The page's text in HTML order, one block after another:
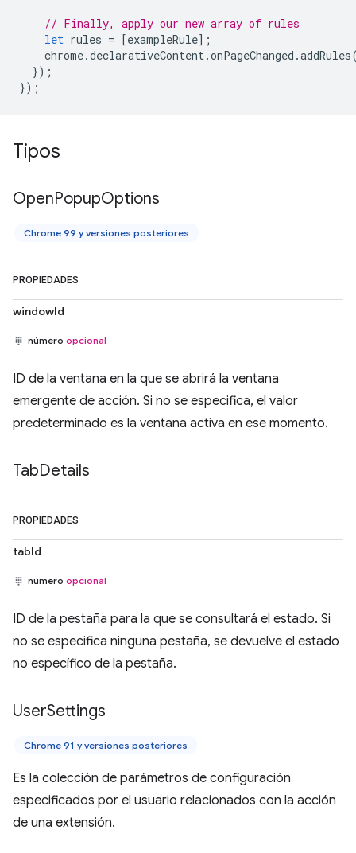
// Finally, apply our new array of rules
let rules = [exampleRule];
chrome.declarativeContent.onPageChanged .addRules
});
});
Tipos
OpenPopupOptions
Chrome 99 y versiones posteriores
PROPIEDADES
windowId
número opcional
ID de la ventana en la que se abrirá la ventana
emergente de acción. Si no se especifica, el valor
predeterminado es la ventana activa en ese momento.
TabDetails
PROPIEDADES
tabId
número opcional
ID de la pestaña para la que se consultará el estado. Si
no se especifica ninguna pestaña, se devuelve el estado
no específico de la pestaña.
UserSettings
Chrome 91 y versiones posteriores
Es la colección de parámetros de configuración
especificados por el usuario relacionados con la acción
de una extensión.